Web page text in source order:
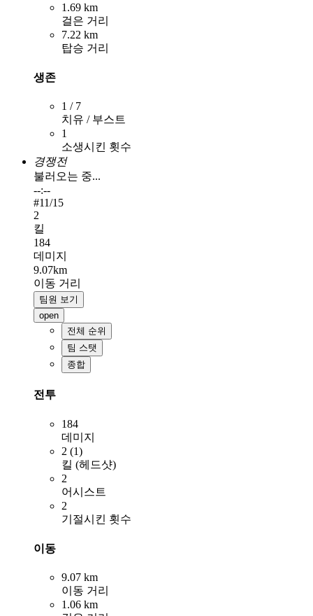
1.69 km
걸은 거리
7.22 km
탑승 거리
생존
1 / 7
치유 / 부스트
1
소생시킨 횟수
경쟁전
불러오는 중...
--:--
#11/15
2
킬
184
데미지
9.07km
이동 거리
팀원 보기
open
전체 순위
팀 스탯
종합
전투
184
데미지
2 (1)
킬 (헤드샷)
2
어시스트
2
기절시킨 횟수
이동
9.07 km
이동 거리
1.06 km